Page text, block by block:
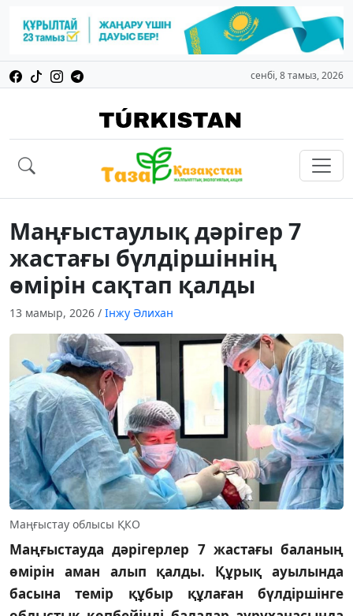
сенбі, 8 тамыз, 2026
Маңғыстаулық дәрігер 7
жастағы бүлдіршіннің
өмірін сақтап қалды
13 мамыр, 2026 / Інжу Әлихан
Маңғыстау облысы ҚКО
Маңғыстауда дәрігерлер 7 жастағы баланың
өмірін аман алып қалды. Құрық ауылында
басына темір құбыр құлаған бүлдіршінге